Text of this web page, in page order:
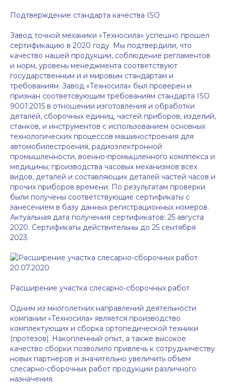
Подтверждение стандарта качества ISO
Завод точной механики «Техносила» успешно прошел
сертификацию в 2020 году. Мы подтвердили, что
качество нашей продукции, соблюдение регламентов
и норм, уровень менеджмента соответствуют
государственным и и мировым стандартам и
требованиям. Завод «Техносила» был проверен и
признан соответсвующим требованиям стандарта ISO
9001:2015 в отношении изготовления и обработки
деталей, сборочных единиц, частей приборов, изделий,
станков, и инструментов с использованием основных
технологических процессов машиностроения для
автомобилестроения, радиоэлектронной
промышленности, военно-промышленного комлпекса и
медицины; производства часовых механизмов всех
видов, деталей и составляющих деталей частей часов и
прочих приборов времени. По результатам проверки
были получены соответствующие сертификаты с
занесением в базу данных регистрационных номеров.
Актуальная дата получения сертификатов: 25 августа
2020. Сертификаты действительны до 25 сентября
2023.
20.07.2020
Расширение участка слесарно-сборочных работ
Одним из многолетних направлений деятельности
компании «Техносила» является производство
комплектующих и сборка ортопедической техники
(протезов). Накопленный опыт, а также высокое
качество сборки позволило привлечь к сотрудничеству
новых партнеров и значительно увеличить объем
слесарно-сборочных работ продукции различного
назначения.